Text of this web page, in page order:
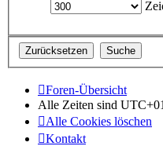
Foren-Übersicht
Alle Zeiten sind
Alle Cookies löschen
Kontakt